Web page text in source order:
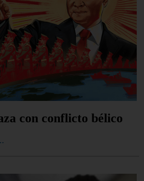
con conflicto bélico